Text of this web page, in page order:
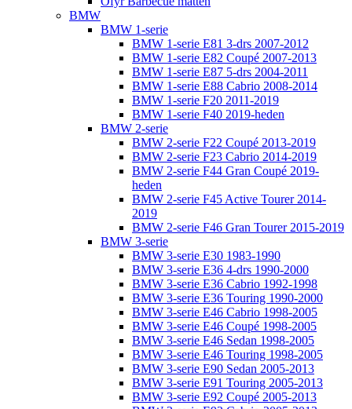
BMW
BMW 1-serie
BMW 1-serie E81 3-drs 2007-2012
BMW 1-serie E82 Coupé 2007-2013
BMW 1-serie E87 5-drs 2004-2011
BMW 1-serie E88 Cabrio 2008-2014
BMW 1-serie F20 2011-2019
BMW 1-serie F40 2019-heden
BMW 2-serie
BMW 2-serie F22 Coupé 2013-2019
BMW 2-serie F23 Cabrio 2014-2019
BMW 2-serie F44 Gran Coupé 2019-
heden
BMW 2-serie F45 Active Tourer 2014-
2019
BMW 2-serie F46 Gran Tourer 2015-2019
BMW 3-serie
BMW 3-serie E30 1983-1990
BMW 3-serie E36 4-drs 1990-2000
BMW 3-serie E36 Cabrio 1992-1998
BMW 3-serie E36 Touring 1990-2000
BMW 3-serie E46 Cabrio 1998-2005
BMW 3-serie E46 Coupé 1998-2005
BMW 3-serie E46 Sedan 1998-2005
BMW 3-serie E46 Touring 1998-2005
BMW 3-serie E90 Sedan 2005-2013
BMW 3-serie E91 Touring 2005-2013
BMW 3-serie E92 Coupé 2005-2013